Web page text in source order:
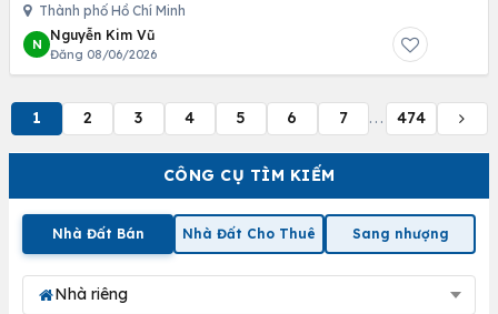
CÔNG CỤ TÌM KIẾM
Nhà Đất Bán Nhà Đất Cho Thuê Sang nhượng
Nhà riêng
Thành phố Hồ Chí Minh
N
Nguyễn Kim Vũ
Đăng 08/06/2026
1 2 3 4 5 6 7 ... 474